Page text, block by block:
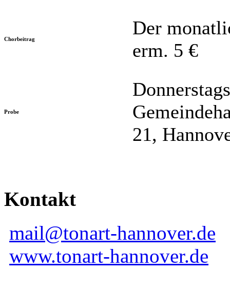
Chorbeitrag
Der
erm. 5 €
Probe
21,
Kontakt
mail@tonart-hannover.de
www.tonart-hannover.de